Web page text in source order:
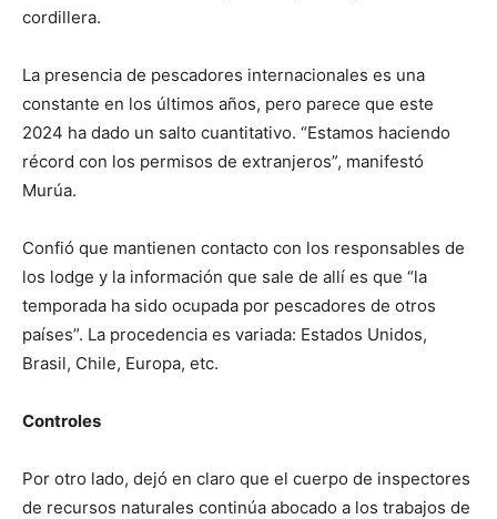
cordillera.
La presencia de pescadores internacionales es una
constante en los últimos años, pero parece que este
2024 ha dado un salto cuantitativo. “Estamos haciendo
récord con los permisos de extranjeros”, manifestó
Murúa.
Confió que mantienen contacto con los responsables de
los lodge y la información que sale de allí es que “la
temporada ha sido ocupada por pescadores de otros
países”. La procedencia es variada: Estados Unidos,
Brasil, Chile, Europa, etc.
Controles
Por otro lado, dejó en claro que el cuerpo de inspectores
de recursos naturales continúa abocado a los trabajos de